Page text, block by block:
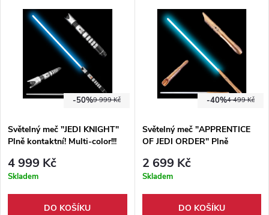
9 999 Kč
-50%
Světelný meč "JEDI KNIGHT"
Plně kontaktní! Multi-color!!!
4 999 Kč
Skladem
DO KOŠÍKU
4 499 Kč
-40%
Světelný meč "APPRENTICE
OF JEDI ORDER" Plně
2 699 Kč
Skladem
DO KOŠÍKU